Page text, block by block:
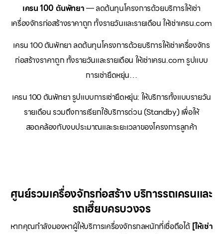
เครน 100 ตันพัทยา— ลดต้นทุนโครงการด้วยบริการให้เช่า
เครื่องจักรก่อสร้างราคาถูก ทั้งรายวันและรายเดือน ให้เช่าเครน.com
เครน 100 ตันพัทยา ลดต้นทุนโครงการด้วยบริการให้เช่าเครื่องจักร
ก่อสร้างราคาถูก ทั้งรายวันและรายเดือน ให้เช่าเครน.com รูปแบบ
การเช่ายืดหยุ่น…
เครน 100 ตันพัทยา รูปแบบการเช่ายืดหยุ่น: ให้บริการทั้งแบบรายวัน
รายเดือน รวมถึงการเรียกใช้บริการด่วน (Standby) เพื่อให้
สอดคล้องกับงบประมาณและระยะเวลาของโครงการลูกค้า
ศูนย์รวมเครื่องจักรก่อสร้าง บริการรถเครนและ
รถเฮี๊ยบครบวงจร
หากคุณกำลังมองหาผู้ให้บริการเครื่องจักรกลหนักที่เชื่อถือได้ [ให้เช่า